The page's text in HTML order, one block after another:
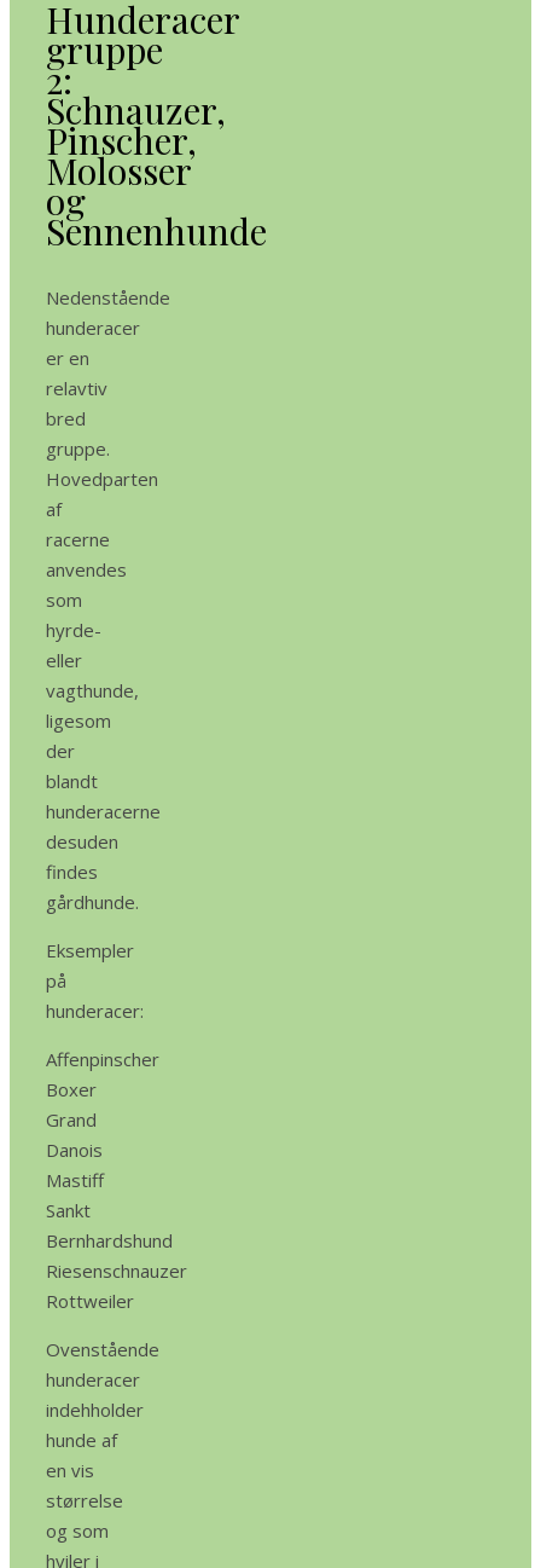
Hunderacer
gruppe
2:
Schnauzer,
Pinscher,
Molosser
og
Sennenhunde
Nedenstående
hunderacer
er en
relavtiv
bred
gruppe.
Hovedparten
af
racerne
anvendes
som
hyrde-
eller
vagthunde,
ligesom
der
blandt
hunderacerne
desuden
findes
gårdhunde.
Eksempler
på
hunderacer:
Affenpinscher
Boxer
Grand
Danois
Mastiff
Sankt
Bernhardshund
Riesenschnauzer
Rottweiler
Ovenstående
hunderacer
indehholder
hunde af
en vis
størrelse
og som
hviler i